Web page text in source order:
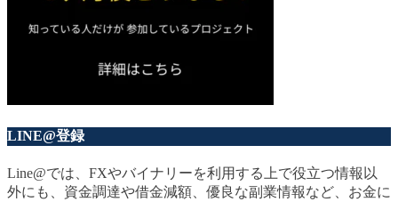
LINE@登録
Line@では、FXやバイナリーを利用する上で役立つ情報以
外にも、資金調達や借金減額、優良な副業情報など、お金に